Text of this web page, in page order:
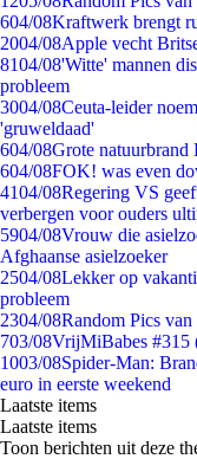
604/08Kraftwerk brengt
2004/08Apple vecht
8104/08'Witte' mannen
probleem
3004/08Ceuta-leider
'gruweldaad'
604/08Grote natuurbrand
604/08FOK! was even
4104/08Regering VS
verbergen voor ouders
5904/08Vrouw die
Afghaanse asielzoeker
2504/08Lekker op
probleem
2304/08Random Pics
703/08VrijMiBabes #315
1003/08Spider-Man:
euro in eerste weekend
Laatste items
Laatste items
Toon berichten uit deze